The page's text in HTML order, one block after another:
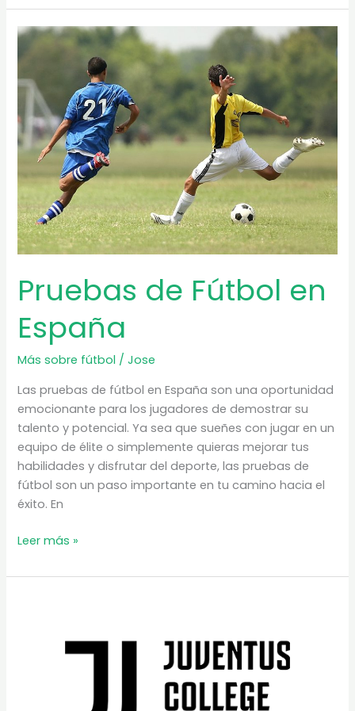
fútbol
en
equipos
Cataluña
Pruebas de Fútbol en
España
Más sobre fútbol /Jose
Las pruebas de fútbol en España son una oportunidad
emocionante para los jugadores de demostrar su
talento y potencial. Ya sea que sueñes con jugar en un
equipo de élite o simplemente quieras mejorar tus
habilidades y disfrutar del deporte, las pruebas de
fútbol son un paso importante en tu camino hacia el
éxito. En
Pruebas
Fútbol
Leer más »